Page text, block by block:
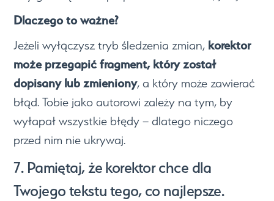
Dlaczego to ważne?
Jeżeli wyłączysz tryb śledzenia zmian, korektor
może przegapić fragment, który został
dopisany lub zmieniony, a który może zawierać
błąd. Tobie jako autorowi zależy na tym, by
wyłapał wszystkie błędy – dlatego niczego
przed nim nie ukrywaj.
7. Pamiętaj, że korektor chce dla
Twojego tekstu tego, co najlepsze.